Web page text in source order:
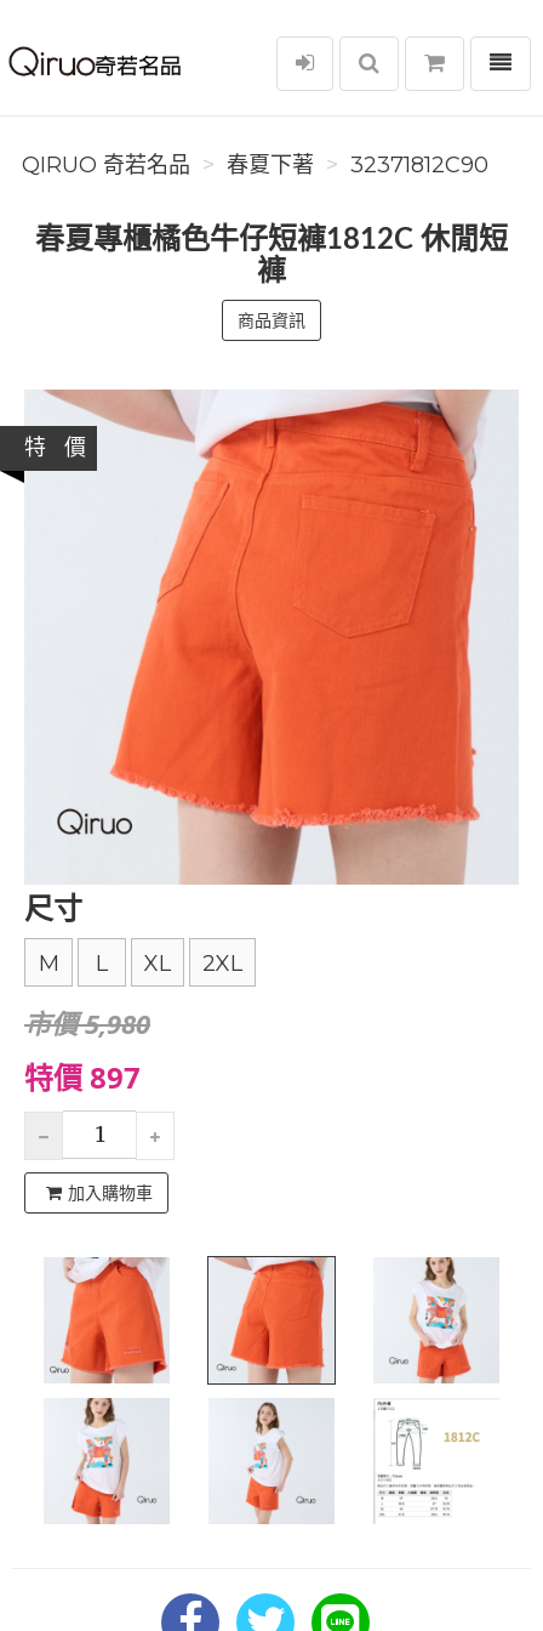
Qiruo 奇若名品
選單
QIRUO 奇若名品 春夏下著 32371812C90
春夏專櫃橘色牛仔短褲1812C 休閒短
褲
商品資訊
特 價
尺寸
M L XL 2XL
市價 5,980
特價 897
加入購物車